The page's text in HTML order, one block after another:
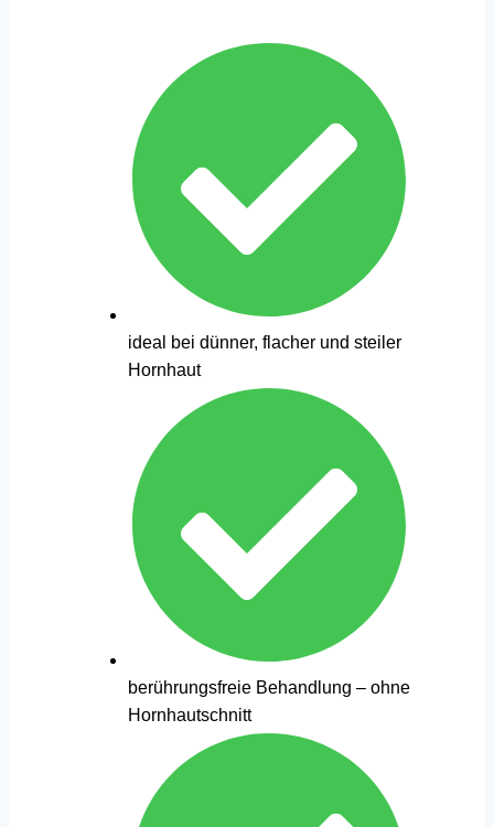
ideal bei dünner, flacher und steiler
Hornhaut
berührungsfreie Behandlung – ohne
Hornhautschnitt